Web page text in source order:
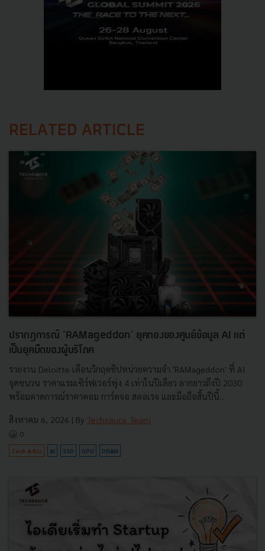
RELATED ARTICLE
ปรากฏการณ์ ‘RAMageddon’ ยุคทองของศูนย์ข้อมูล AI แต่
เป็นยุคมืดของผู้บริโภค
รายงาน Deloitte เตือนวิกฤตชิปหน่วยความจำ 'RAMageddon' ที่ AI
จุดชนวน ราคาแรมเซิร์ฟเวอร์พุ่ง 4 เท่าในปีเดียว ลากยาวถึงปี 2030
พร้อมคาดการณ์ราคาคอม การ์ดจอ สตอเรจ และมือถือสิ้นปีนี้...
สิงหาคม 6, 2026 | By Techsauce Team
0
Tech & Biz AI SSD GPU DRAM